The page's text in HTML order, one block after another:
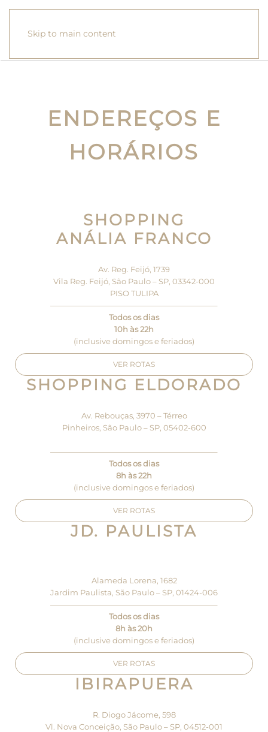
Skip to main content
ENDEREÇOS E
HORÁRIOS
SHOPPING
ANÁLIA FRANCO
Av. Reg. Feijó, 1739
Vila Reg. Feijó, São Paulo – SP, 03342-000
PISO TULIPA
—————————————————————–
Todos os dias
10h às 22h
(inclusive domingos e feriados)
VER ROTAS
SHOPPING ELDORADO
Av. Rebouças, 3970 – Térreo
Pinheiros, São Paulo – SP, 05402-600
—————————————————————–
Todos os dias
8h às 22h
(inclusive domingos e feriados)
VER ROTAS
JD. PAULISTA
Alameda Lorena, 1682
Jardim Paulista, São Paulo – SP, 01424-006
—————————————————————–
Todos os dias
8h às 20h
(inclusive domingos e feriados)
VER ROTAS
IBIRAPUERA
R. Diogo Jácome, 598
Vl. Nova Conceição, São Paulo – SP, 04512-001